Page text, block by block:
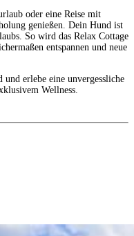
oder eine Reise mit
genießen. Dein Hund ist
So wird das Relax Cottage
entspannen und neue
erlebe eine unvergessliche
Wellness.